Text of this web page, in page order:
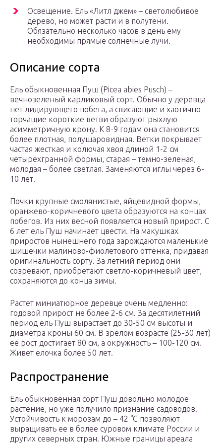
Освещение. Ель «Литл джем» – светолюбивое
дерево, но может расти и в полутени.
Обязательно несколько часов в день ему
необходимы прямые солнечные лучи.
Описание сорта
Ель обыкновенная Пуш (Picea abies Pusch) –
вечнозеленый карликовый сорт. Обычно у деревца
нет лидирующего побега, а свисающие и хаотично
торчащие короткие ветви образуют рыхлую
асимметричную крону. К 8-9 годам она становится
более плотная, полушаровидная. Ветки покрывает
частая жесткая и колючая хвоя длиной 1-2 см
четырехгранной формы, старая – темно-зеленая,
молодая – более светлая. Заменяются иглы через 6-
10 лет.
Почки крупные смолянистые, яйцевидной формы,
оранжево-коричневого цвета образуются на концах
побегов. Из них весной появляется новый прирост. С
6 лет ель Пуш начинает цвести. На макушках
приростов нынешнего года зарождаются маленькие
шишечки малиново-фиолетового оттенка, придавая
оригинальность сорту. За летний период они
созревают, приобретают светло-коричневый цвет,
сохраняются до конца зимы.
Растет миниатюрное деревце очень медленно:
годовой прирост не более 2-6 см. За десятилетний
период ель Пуш вырастает до 30-50 см высоты и
диаметра кроны 60 см. В зрелом возрасте (25-30 лет)
ее рост достигает 80 см, а окружность – 100-120 см.
Живет елочка более 50 лет.
Распространение
Ель обыкновенная сорт Пуш довольно молодое
растение, но уже получило признание садоводов.
Устойчивость к морозам до – 42 °С позволяют
выращивать ее в более суровом климате России и
других северных стран. Южные границы ареала